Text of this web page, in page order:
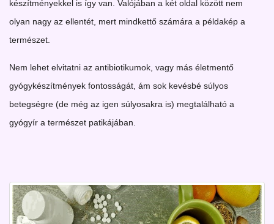
készítményekkel is így van. Valójában a két oldal között nem
olyan nagy az ellentét, mert mindkettő számára a példakép a
természet.
Nem lehet elvitatni az antibiotikumok, vagy más életmentő
gyógykészítmények fontosságát, ám sok kevésbé súlyos
betegségre (de még az igen súlyosakra is) megtalálható a
gyógyír a természet patikájában.